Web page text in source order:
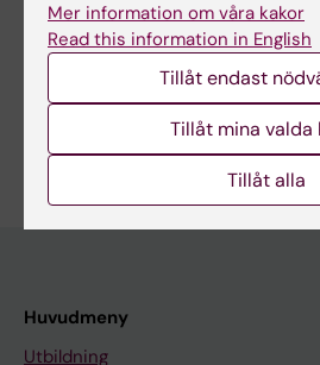
Dela
Huvudmeny
Utbildning
Mer information om våra kakor
Read this information in English
Tillåt endast
Tillåt mina valda
Tillåt alla